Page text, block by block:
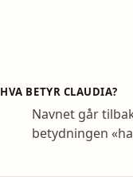
HVA BETYR CLAUDIA?
Navnet går
betydningen